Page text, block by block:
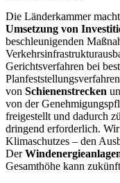
Die Länderkammer
Umsetzung von
beschleunigen­den
Gerichtsverfahren bei
von Schienenstrecken
von der
freigestellt und dadurch
dringend erforderlich.
Klimaschutzes – den
Der
Gesamthöhe kann